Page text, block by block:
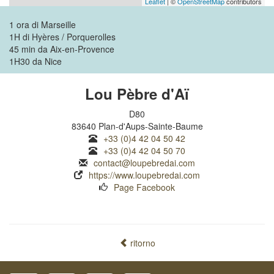
1 ora di Marseille
1H di Hyères / Porquerolles
45 min da Aix-en-Provence
1H30 da Nice
Lou Pèbre d'Aï
D80
83640 Plan-d'Aups-Sainte-Baume
+33 (0)4 42 04 50 42
+33 (0)4 42 04 50 70
contact@loupebredai.com
https://www.loupebredai.com
Page Facebook
ritorno